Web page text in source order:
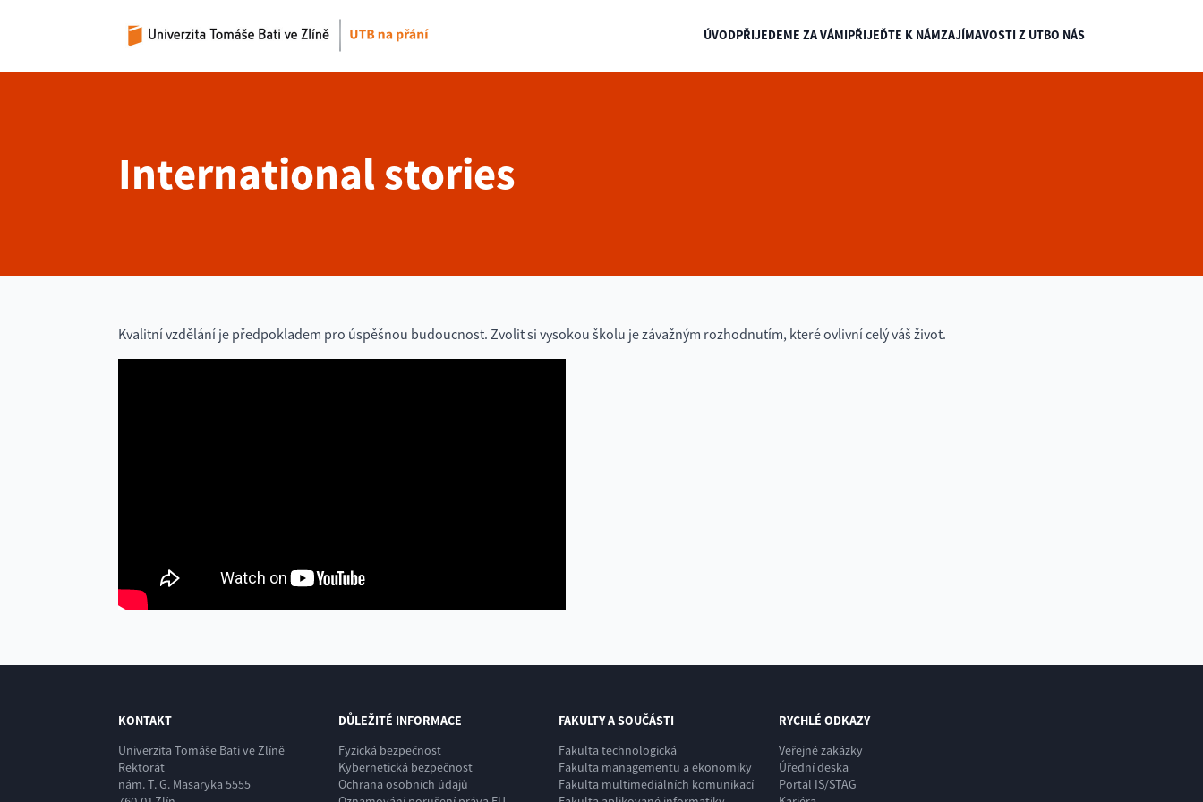
ÚVODPŘIJEDEME ZA VÁMIPŘIJEĎTE K NÁMZAJÍMAVOSTI Z UTBO NÁS
International stories
Kvalitní vzdělání je předpokladem pro úspěšnou budoucnost. Zvolit si vysokou školu je závažným rozhodnutím, které ovlivní celý váš život.
KONTAKT
Univerzita Tomáše Bati ve Zlíně
Rektorát
nám. T. G. Masaryka 5555
DŮLEŽITÉ INFORMACE
Fyzická bezpečnost
Kybernetická bezpečnost
Ochrana osobních údajů
FAKULTY A SOUČÁSTI
Fakulta technologická
Fakulta managementu a ekonomiky
Fakulta multimediálních komunikací
RYCHLÉ ODKAZY
Veřejné zakázky
Úřední deska
Portál IS/STAG